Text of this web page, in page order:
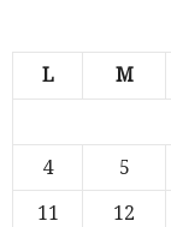
L M
4
5
11
12